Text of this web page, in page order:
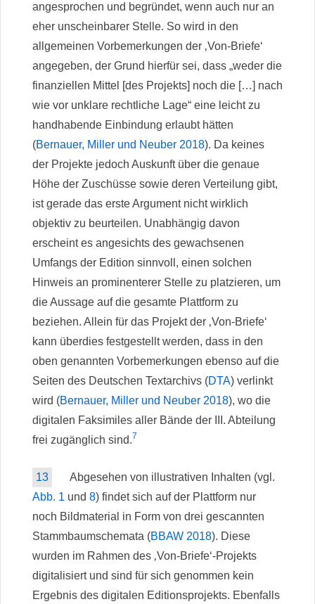
angesprochen und begründet, wenn auch nur an
eher unscheinbarer Stelle. So wird in den
allgemeinen Vorbemerkungen der ‚Von-Briefe‘
angegeben, der Grund hierfür sei, dass „weder die
finanziellen Mittel [des Projekts] noch die […] nach
wie vor unklare rechtliche Lage“ eine leicht zu
handhabende Einbindung erlaubt hätten
(Bernauer, Miller und Neuber 2018). Da keines
der Projekte jedoch Auskunft über die genaue
Höhe der Zuschüsse sowie deren Verteilung gibt,
ist gerade das erste Argument nicht wirklich
objektiv zu beurteilen. Unabhängig davon
erscheint es angesichts des gewachsenen
Umfangs der Edition sinnvoll, einen solchen
Hinweis an prominenterer Stelle zu platzieren, um
die Aussage auf die gesamte Plattform zu
beziehen. Allein für das Projekt der ‚Von-Briefe‘
kann überdies festgestellt werden, dass in den
oben genannten Vorbemerkungen ebenso auf die
Seiten des Deutschen Textarchivs (DTA) verlinkt
wird (Bernauer, Miller und Neuber 2018), wo die
digitalen Faksimiles aller Bände der III. Abteilung
frei zugänglich sind.7
13
Abgesehen von illustrativen Inhalten (vgl.
Abb. 1 und 8) findet sich auf der Plattform nur
noch Bildmaterial in Form von drei gescannten
Stammbaumschemata (BBAW 2018). Diese
wurden im Rahmen des ‚Von-Briefe‘-Projekts
digitalisiert und sind für sich genommen kein
Ergebnis des digitalen Editionsprojekts. Ebenfalls